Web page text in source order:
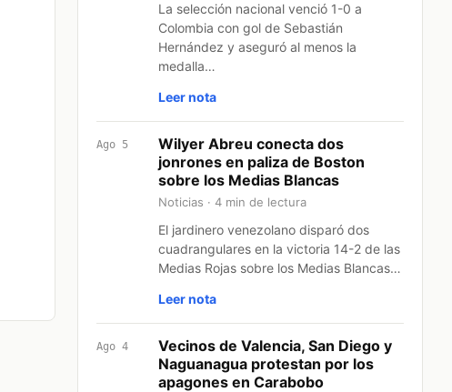
La selección nacional venció 1-0 a
Colombia con gol de Sebastián
Hernández y aseguró al menos la
medalla…
Leer nota
Ago 5
Wilyer Abreu conecta dos
jonrones en paliza de Boston
sobre los Medias Blancas
Noticias · 4 min de lectura
El jardinero venezolano disparó dos
cuadrangulares en la victoria 14-2 de las
Medias Rojas sobre los Medias Blancas…
Leer nota
Ago 4
Vecinos de Valencia, San Diego y
Naguanagua protestan por los
apagones en Carabobo